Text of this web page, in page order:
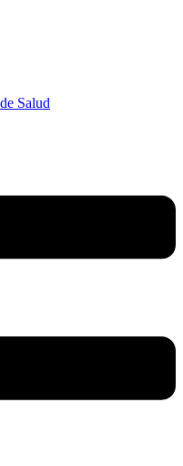
Salud